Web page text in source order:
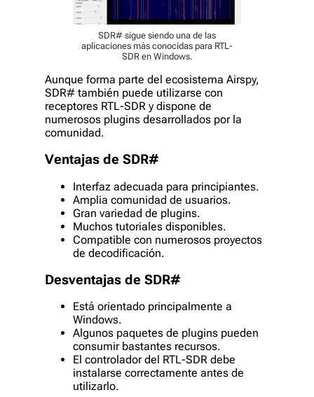
SDR# sigue siendo una de las
aplicaciones más conocidas para RTL-
SDR en Windows.
Aunque forma parte del ecosistema Airspy,
SDR# también puede utilizarse con
receptores RTL-SDR y dispone de
numerosos plugins desarrollados por la
comunidad.
Ventajas de SDR#
Interfaz adecuada para principiantes.
Amplia comunidad de usuarios.
Gran variedad de plugins.
Muchos tutoriales disponibles.
Compatible con numerosos proyectos
de decodificación.
Desventajas de SDR#
Está orientado principalmente a
Windows.
Algunos paquetes de plugins pueden
consumir bastantes recursos.
El controlador del RTL-SDR debe
instalarse correctamente antes de
utilizarlo.